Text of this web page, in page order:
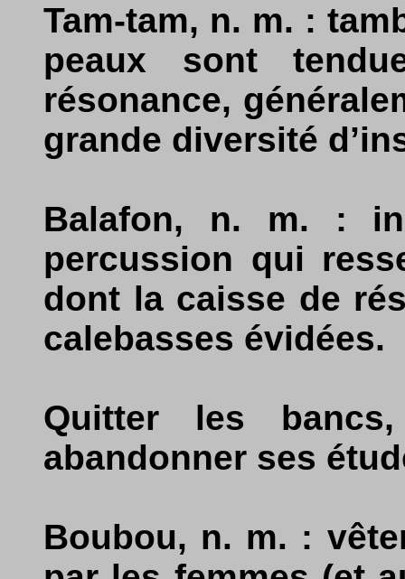
Tam-tam, n. m. :
peaux sont
résonance,
grande diversité
Balafon, n. m. :
percussion qui
dont la caisse de
calebasses évidées.
Quitter les
abandonner ses
Boubou, n. m. :